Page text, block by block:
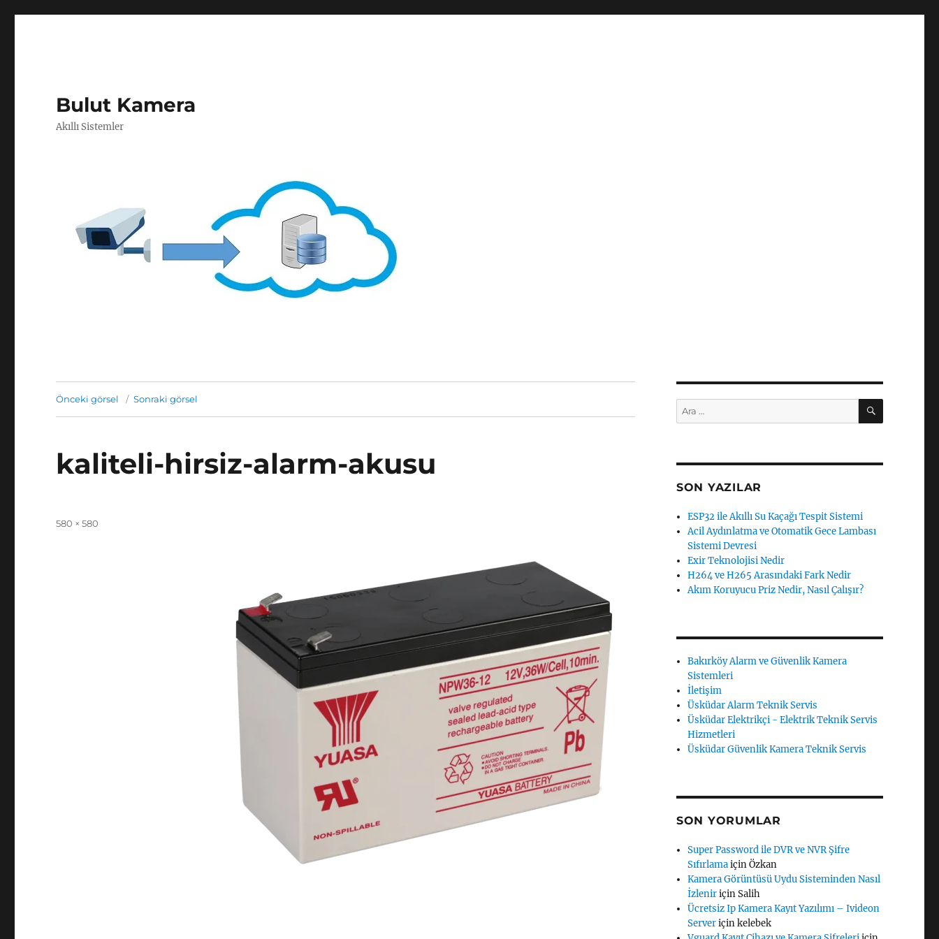
Bulut Kamera
Akıllı Sistemler
Önceki görsel Sonraki görsel
kaliteli-hirsiz-alarm-akusu
Tam
580 × 580
Ara: ARA
SON YAZILAR
ESP32 ile Akıllı Su Kaçağı Tespit Sistemi
Acil Aydınlatma ve Otomatik Gece Lambası
Sistemi Devresi
Exir Teknolojisi Nedir
H264 ve H265 Arasındaki Fark Nedir
Akım Koruyucu Priz Nedir, Nasıl Çalışır?
Bakırköy Alarm ve Güvenlik Kamera
Sistemleri
İletişim
Üsküdar Alarm Teknik Servis
Üsküdar Elektrikçi - Elektrik Teknik Servis
Hizmetleri
Üsküdar Güvenlik Kamera Teknik Servis
SON YORUMLAR
Super Password ile DVR ve NVR Şifre
SıfırlamaiçinÖzkan
Kamera Görüntüsü Uydu Sisteminden Nasıl
İzleniriçinSalih
Ücretsiz Ip Kamera Kayıt Yazılımı – Ivideon
Serveriçinkelebek